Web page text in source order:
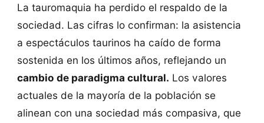
La tauromaquia ha perdido el respaldo de la
sociedad. Las cifras lo confirman: la asistencia
a espectáculos taurinos ha caído de forma
sostenida en los últimos años, reflejando un
cambio de paradigma cultural. Los valores
actuales de la mayoría de la población se
alinean con una sociedad más compasiva, que